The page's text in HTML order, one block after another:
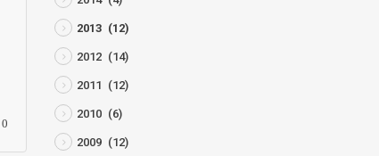
0
2013 (12)
2012 (14)
2011 (12)
2010 (6)
2009 (12)